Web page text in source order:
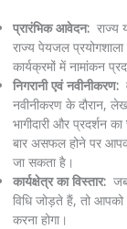
प्रारंभिक आवेदन:राज्य
राज्य पेयजल
कार्यक्रमों में नामांकन
निगरानी एवं नवीनीकरण:
नवीनीकरण के दौरान,
भागीदारी और प्रदर्शन का
बार असफल होने पर
जा सकता है।
कार्यक्षेत्र का विस्तार:जब
विधि जोड़ते हैं, तो
करना होगा।